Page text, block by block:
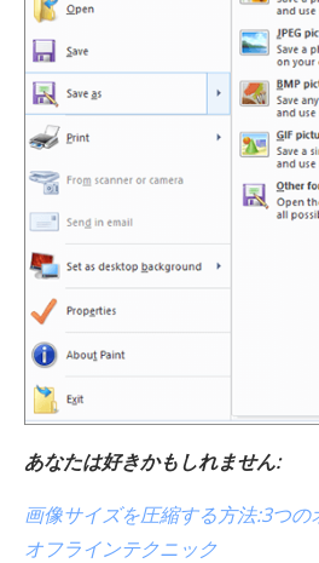
あなたは好きかもしれません:
画像サイズを圧縮する方法:3つ
オフラインテクニック